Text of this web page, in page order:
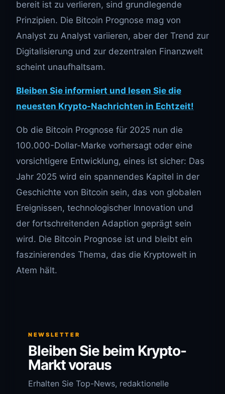
bereit ist zu verlieren, sind grundlegende
Prinzipien. Die Bitcoin Prognose mag von
Analyst zu Analyst variieren, aber der Trend zur
Digitalisierung und zur dezentralen Finanzwelt
scheint unaufhaltsam.
Bleiben Sie informiert und lesen Sie die
neuesten Krypto-Nachrichten in Echtzeit!
Ob die Bitcoin Prognose für 2025 nun die
100.000-Dollar-Marke vorhersagt oder eine
vorsichtigere Entwicklung, eines ist sicher: Das
Jahr 2025 wird ein spannendes Kapitel in der
Geschichte von Bitcoin sein, das von globalen
Ereignissen, technologischer Innovation und
der fortschreitenden Adaption geprägt sein
wird. Die Bitcoin Prognose ist und bleibt ein
faszinierendes Thema, das die Kryptowelt in
Atem hält.
NEWSLETTER
Bleiben Sie beim Krypto-
Markt voraus
Erhalten Sie Top-News, redaktionelle